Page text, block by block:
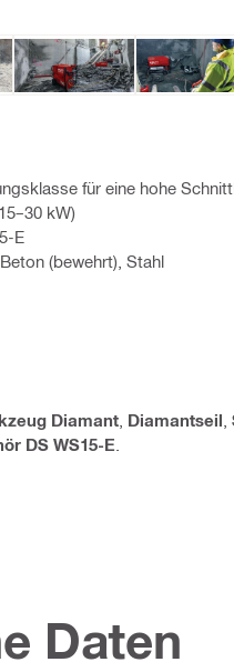
für eine hohe
kW)
E
(bewehrt), Stahl
Diamant Diamantseil
DS WS15-E
Daten